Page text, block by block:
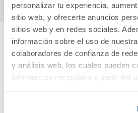
personalizar tu experiencia,
sitio web, y ofrecerte anuncios
sitios web y en redes sociales.
información sobre el uso de
colaboradores de confianza de
y análisis web, los cuales pueden
información recopilada a partir del
Cuéntanos
¡Sé el primero en valorar